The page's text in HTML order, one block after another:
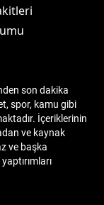
son dakika
spor, kamu gibi
İçeriklerinin
ve kaynak
ve başka